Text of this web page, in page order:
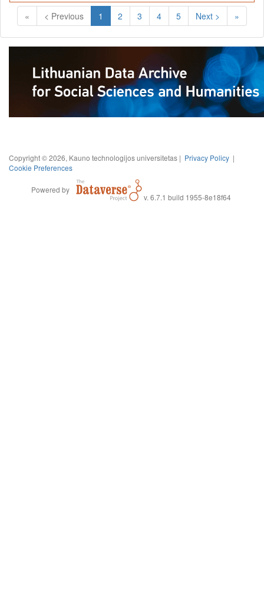
« < Previous 1 (Current)
2 3 4 5 Next > »
Copyright © 2026, Kauno technologijos universitetas | Privacy Policy |
Cookie Preferences
Powered by
v. 6.7.1 build 1955-8e18f64